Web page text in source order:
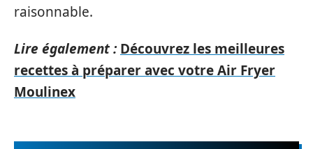
raisonnable.
Lire également : Découvrez les meilleures
recettes à préparer avec votre Air Fryer
Moulinex